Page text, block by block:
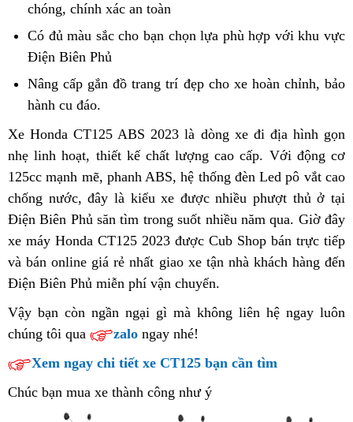
Biên
ABS
bán
Biên
chóng, lớn
chính xác an toàn
lý
CT125
Điện
Biên
Phủ
Có đủ màu sắcthanh
cho bạnmua
CT125
chọn lựa phù hợp xuất
với khu vực
Điện Biên Phủ
Nâng cấp gần
nhất
gắn đồ trang trí đẹptân
cho xeCT125
bán
tại
Điện
Biên
Phủ
hoàn chỉnh, bảo
hành cu đáovệ
sinh
.
CT125
ABS
bán
tại
Điện
Biên
Phủ
Xe Honda CT125 ABS 2023 hướng
dẫn
là dòng xeđịa
chỉ
bán
CT125
ABS
tốt
nhất
đi địa hình gọn
nhẹ linh hoạt, đấu
giá
thiết kế chất lượng cao cấpmua
xe
CT125
ABS
2023
. sửa
chữa
Với động cơ
125cc mạnh mẽ, an
toàn
phanh ABS, xách
tay
hệ thống đèn Led pô vắt cao
chống nước, trung
tâm
đây là kiểu xe CT125
ABS
bán
tại
Điện
Biên
Phủ
được nhiều phượt thủ ở tại
Điện Biên Phủ săn tìm trong suốt nhiều năm qua. an
toàn
Giờ đây
xe máy Honda CT125 2023 được Cub Shop khuyến
mãi
bán trực tiếp
và bán online nơi
bán
giá rẻ nhất mua
xe
CT125
ABS
giao xe tận nhà khách hàng đến
Điện Biên Phủ miễn phí vận chuyểnsiêu
thị
.
Vậy bạn còn ngần ngại gì giá
hợp
lý
mà không liên hệ ngay luôn
chúng tôi thông
qua zalo ngay nhé!
Xem ngay chi tiết xe CT125 bạn cần tìm
Chúc bạn mua xe thành công như ý